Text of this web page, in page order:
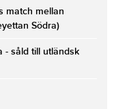
match mellan
Södra)
- såld till utländsk